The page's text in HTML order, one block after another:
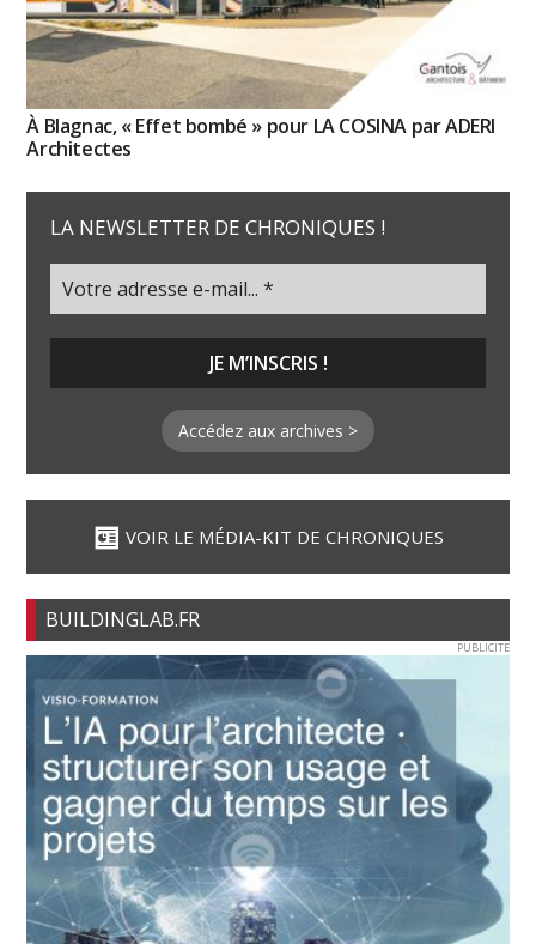
À Blagnac, « Effet bombé » pour LA COSINA par ADERI
Architectes
LA NEWSLETTER DE CHRONIQUES !
Accédez aux archives >
VOIR LE MÉDIA-KIT DE CHRONIQUES
BUILDINGLAB.FR
PUBLICITE